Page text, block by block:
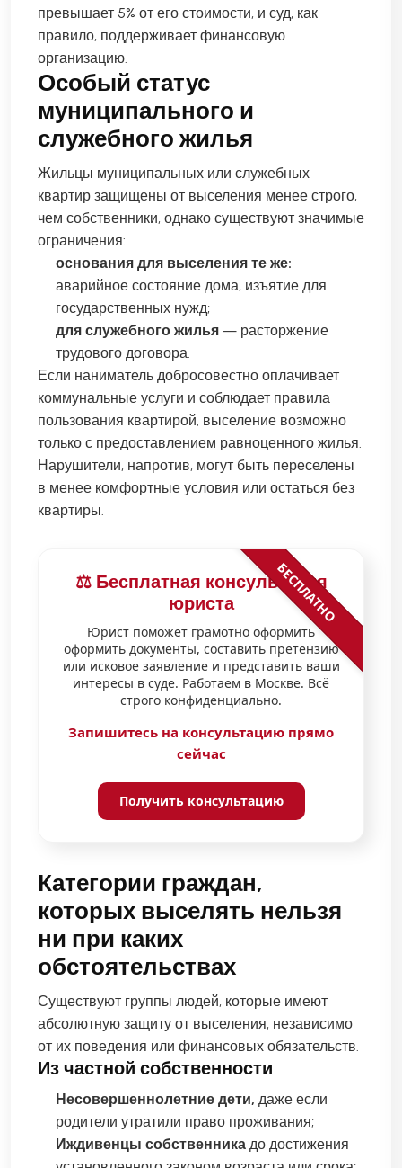
превышает 5% от его стоимости, и суд, как
правило, поддерживает финансовую
организацию.
Особый статус
муниципального и
служебного жилья
Жильцы муниципальных или служебных
квартир защищены от выселения менее строго,
чем собственники, однако существуют значимые
ограничения:
основания для выселения те же:
аварийное состояние дома, изъятие для
государственных нужд;
для служебного жилья — расторжение
трудового договора.
Если наниматель добросовестно оплачивает
коммунальные услуги и соблюдает правила
пользования квартирой, выселение возможно
только с предоставлением равноценного жилья.
Нарушители, напротив, могут быть переселены
в менее комфортные условия или остаться без
квартиры.
⚖️ Бесплатная консультация
юриста
Юрист поможет грамотно оформить
оформить документы, составить претензию
или исковое заявление и представить ваши
интересы в суде. Работаем в Москве. Всё
строго конфиденциально.
БЕСПЛАТНО
Запишитесь на консультацию прямо
сейчас
Получить консультацию
Категории граждан,
которых выселять нельзя
ни при каких
обстоятельствах
Существуют группы людей, которые имеют
абсолютную защиту от выселения, независимо
от их поведения или финансовых обязательств.
Из частной собственности
Несовершеннолетние дети, даже если
родители утратили право проживания;
Иждивенцы собственника до достижения